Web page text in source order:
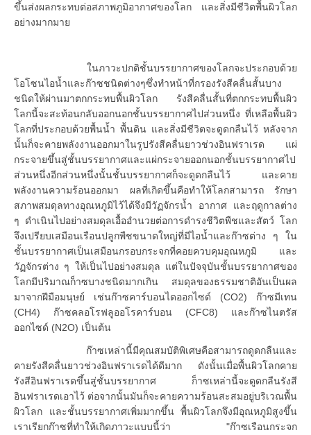
ขึ้นส่งผลกระทบต่อสภาพภูมิอากาศของโลก และสิ่งมีชีวิตพื้นผิวโลก
อย่างมากมาย
ในภาวะปกติชั้นบรรยากาศของโลกจะประกอบด้วย
โอโซนไอน้ำและก๊าซชนิดต่างๆซึ่งทำหน้าที่กรองรังสีคลื่นสั้นบาง
ชนิดให้ผ่านมาตกกระทบพื้นผิวโลก รังสีคลื่นสั้นที่ตกกระทบพื้นผิว
โลกนี้จะสะท้อนกลับออกนอกชั้นบรรยากาศไปส่วนหนึ่ง ที่เหลือพื้นผิว
โลกที่ประกอบด้วยพื้นน้ำ พื้นดิน และสิ่งมีชีวิตจะดูดกลืนไว้ หลังจาก
นั้นก็จะคายพลังงานออกมาในรูปรังสีคลื่นยาวช่วงอินฟราเรด แผ่
กระจายขึ้นสู่ชั้นบรรยากาศและแผ่กระจายออกนอกชั้นบรรยากาศไป
ส่วนหนึ่งอีกส่วนหนึ่งนั้นชั้นบรรยากาศก็จะดูดกลืนไว้ และคาย
พลังงานความร้อนออกมา ผลที่เกิดขึ้นคือทำให้โลกสามารถ รักษา
สภาพสมดุลทางอุณหภูมิไว้ได้จึงมีวัฏจักรน้ำ อากาศ และฤดูกาลต่าง
ๆ ดำเนินไปอย่างสมดุลเอื้ออำนวยต่อการดำรงชีวิตพืชและสัตว์ โลก
จึงเปรียบเสมือนเรือนปลูกพืชขนาดใหญ่ที่มีไอน้ำและก๊าซต่าง ๆ ใน
ชั้นบรรยากาศเป็นเสมือนกรอบกระจกที่คอยควบคุมอุณหภูมิ และ
วัฏจักรต่าง ๆ ให้เป็นไปอย่างสมดุล แต่ในปัจจุบันชั้นบรรยากาศของ
โลกมีปริมาณก็าซบางชนิดมากเกิน สมดุลของธรรมชาติอันเป็นผล
มาจากฝีมือมนุษย์ เช่นก๊าซคาร์บอนไดออกไซด์ (CO2) ก๊าซมีเทน
(CH4) ก๊าซคลอโรฟลูออโรคาร์บอน (CFC8) และก๊าซไนตรัส
ออกไซด์ (N2O) เป็นต้น
ก๊าซเหล่านี้มีคุณสมบัติพิเศษคือสามารถดูดกลืนและ
คายรังสีคลื่นยาวช่วงอินฟราเรดได้ดีมาก ดังนั้นเมื่อพื้นผิวโลกคาย
รังสีอินฟราเรดขึ้นสู่ชั้นบรรยากาศ ก็าซเหล่านี้จะดูดกลืนรังสี
อินฟราเรดเอาไว้ ต่อจากนั้นมันก็จะคายความร้อนสะสมอยู่บริเวณพื้น
ผิวโลก และชั้นบรรยากาศเพิ่มมากขึ้น พื้นผิวโลกจึงมีอุณหภูมิสูงขึ้น
เราเรียกก๊าซที่ทำให้เกิดภาวะแบบนี้ว่า "ก๊าซเรือนกระจก